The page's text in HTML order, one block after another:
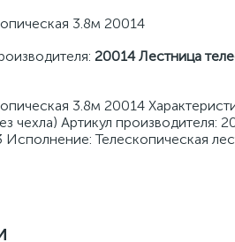
3.8м 20014
20014 Лестница
3.8м 20014
чехла) Артикул
Исполнение: Телескопическая